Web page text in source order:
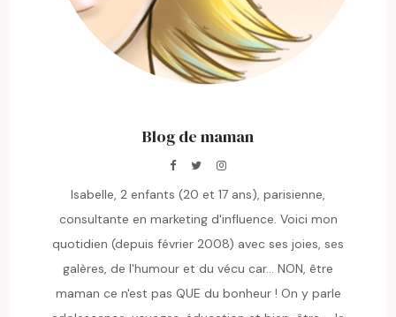
Blog de maman
Isabelle, 2 enfants (20 et 17 ans), parisienne,
consultante en marketing d'influence. Voici mon
quotidien (depuis février 2008) avec ses joies, ses
galères, de l'humour et du vécu car... NON, être
maman ce n'est pas QUE du bonheur ! On y parle